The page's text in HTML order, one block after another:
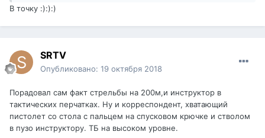
В точку :):):)
SRTV
Опубликовано: 19 октября 2018
Порадовал сам факт стрельбы на 200м,и инструктор в
тактических перчатках. Ну и корреспондент, хватающий
пистолет со стола с пальцем на спусковом крючке и стволом
в пузо инструктору. ТБ на высоком уровне.